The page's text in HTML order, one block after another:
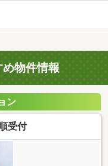
物件情報
ン
受付